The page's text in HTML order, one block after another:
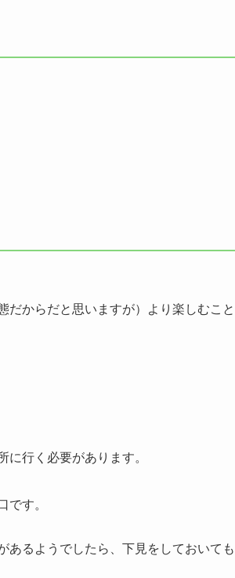
だからだと思いますが）より楽しむこと
行く必要があります。
です。
あるようでしたら、下見をしておいても